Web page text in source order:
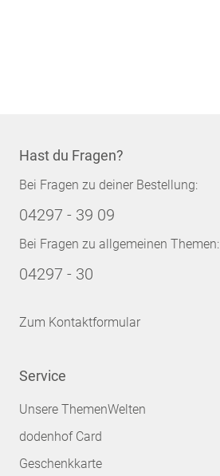
Hast du Fragen?
Bei Fragen zu deiner Bestellung:
04297 - 39 09
Bei Fragen zu allgemeinen Themen:
04297 - 30
Zum Kontaktformular
Service
Unsere ThemenWelten
dodenhof Card
Geschenkkarte